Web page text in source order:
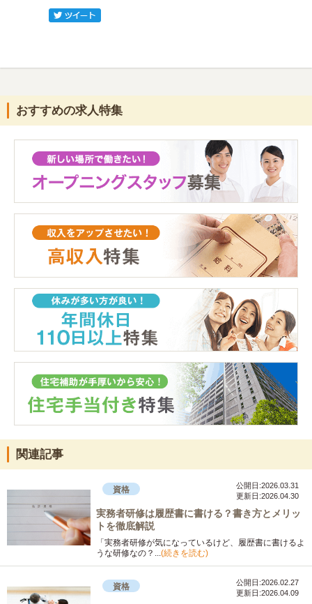
おすすめの求人特集
関連記事
資格
公開日:2026.03.31
更新日:2026.04.30
実務者研修は履歴書に書ける？書き方とメリッ
トを徹底解説
「実務者研修が気になっているけど、履歴書に書けるよ
うな研修なの？...(続きを読む)
資格
公開日:2026.02.27
更新日:2026.04.09